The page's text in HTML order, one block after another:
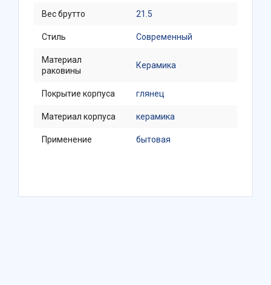
Вес брутто 21.5
Стиль Современный
Материал
раковины
Керамика
Покрытие корпуса глянец
Материал корпуса керамика
Применение бытовая